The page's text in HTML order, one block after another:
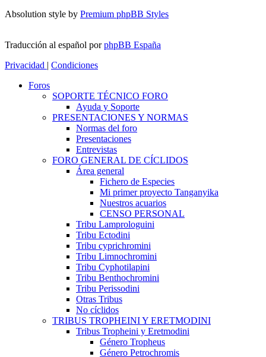
Absolution style by Premium phpBB Styles
Traducción al español porphpBB España
Privacidad | Condiciones
Foros
SOPORTE TÉCNICO FORO
Ayuda y Soporte
PRESENTACIONES Y NORMAS
Normas del foro
Presentaciones
Entrevistas
FORO GENERAL DE CÍCLIDOS
Área general
Fichero de Especies
Mi primer proyecto Tanganyika
Nuestros acuarios
CENSO PERSONAL
Tribu Lamprologuini
Tribu Ectodini
Tribu cyprichromini
Tribu Limnochromini
Tribu Cyphotilapini
Tribu Benthochromini
Tribu Perissodini
Otras Tribus
No cíclidos
TRIBUS TROPHEINI Y ERETMODINI
Tribus Tropheini y Eretmodini
Género Tropheus
Género Petrochromis